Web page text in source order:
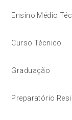
Ensino Médio
Curso Técnico
Graduação
Preparatório